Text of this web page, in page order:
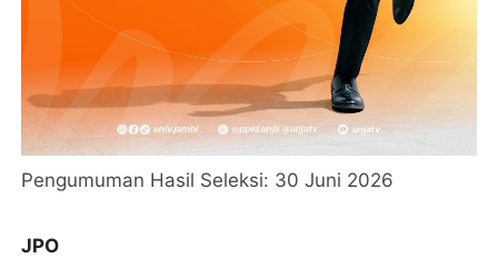
Pengumuman Hasil Seleksi: 30 Juni 2026
JPO